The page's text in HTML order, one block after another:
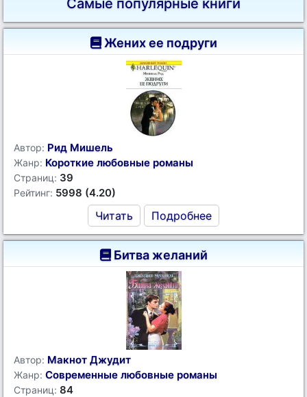
Самые популярные книги
Жених ее подруги
Автор: Рид Мишель
Жанр: Короткие любовные романы
Страниц: 39
Рейтинг: 5998 (4.20)
Читать Подробнее
Битва желаний
Автор: Макнот Джудит
Жанр: Современные любовные романы
Страниц: 84